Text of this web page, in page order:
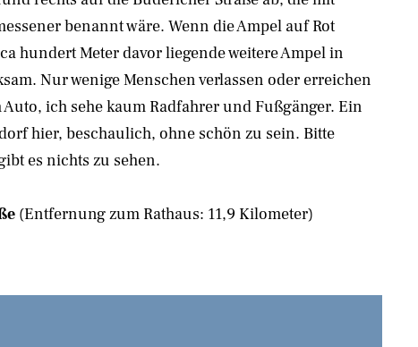
benannt wäre. Wenn die Ampel auf Rot
hundert Meter davor liegende weitere Ampel in
Nur wenige Menschen verlassen oder erreichen
ich sehe kaum Radfahrer und Fußgänger. Ein
hier, beschaulich, ohne schön zu sein. Bitte
es nichts zu sehen.
(Entfernung zum Rathaus: 11,9 Kilometer)